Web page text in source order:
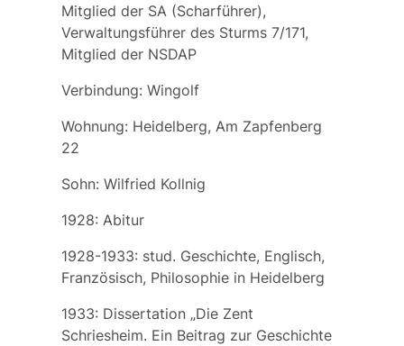
Mitglied der SA (Scharführer),
Verwaltungsführer des Sturms 7/171,
Mitglied der NSDAP
Verbindung: Wingolf
Wohnung: Heidelberg, Am Zapfenberg
22
Sohn: Wilfried Kollnig
1928: Abitur
1928-1933: stud. Geschichte, Englisch,
Französisch, Philosophie in Heidelberg
1933: Dissertation „Die Zent
Schriesheim. Ein Beitrag zur Geschichte